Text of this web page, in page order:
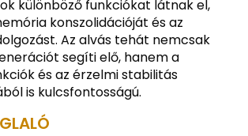
különböző funkciókat látnak el,
konszolidációját és az
Az alvás tehát nemcsak
segíti elő, hanem a
és az érzelmi stabilitás
is kulcsfontosságú.